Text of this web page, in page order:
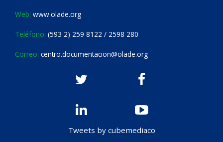
Web: www.olade.org
Teléfono: (593 2) 259 8122 / 2598 280
Correo: centro.documentacion@olade.org
Tweets by cubemediaco